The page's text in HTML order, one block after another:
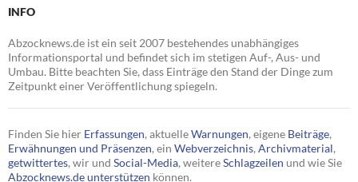
INFO
Abzocknews.de ist ein seit 2007 bestehendes unabhängiges
Informationsportal und befindet sich im stetigen Auf-, Aus- und
Umbau. Bitte beachten Sie, dass Einträge den Stand der Dinge zum
Zeitpunkt einer Veröffentlichung spiegeln.
Finden Sie hier Erfassungen, aktuelleWarnungen, eigene Beiträge,
Erwähnungen und Präsenzen, ein Webverzeichnis, Archivmaterial,
getwittertes, wir und Social-Media, weitereSchlagzeilen und wie Sie
Abzocknews.de unterstützen können.